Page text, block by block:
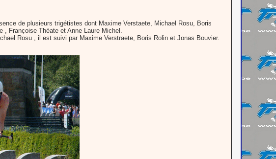
de plusieurs trigétistes dont Maxime Verstaete, Michael Rosu, Boris
, Françoise Théate et Anne Laure Michel.
Rosu , il est suivi par Maxime Verstraete, Boris Rolin et Jonas Bouvier.